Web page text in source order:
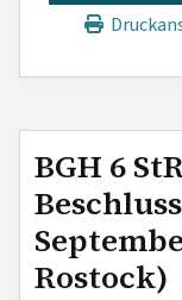
BGH 6
Rostock)